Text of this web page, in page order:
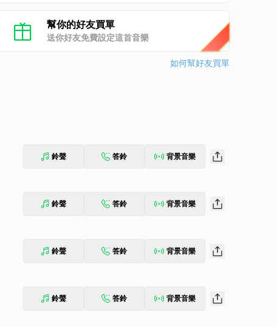
幫你的好友買單
送你好友免費設定這首音樂
如何幫好友買單
鈴聲 答鈴 背景音樂
鈴聲 答鈴 背景音樂
鈴聲 答鈴 背景音樂
鈴聲 答鈴 背景音樂